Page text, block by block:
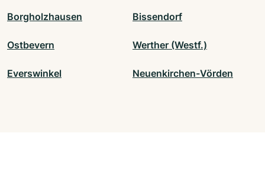
Borgholzhausen Bissendorf
Ostbevern Werther (Westf.)
Everswinkel Neuenkirchen-Vörden